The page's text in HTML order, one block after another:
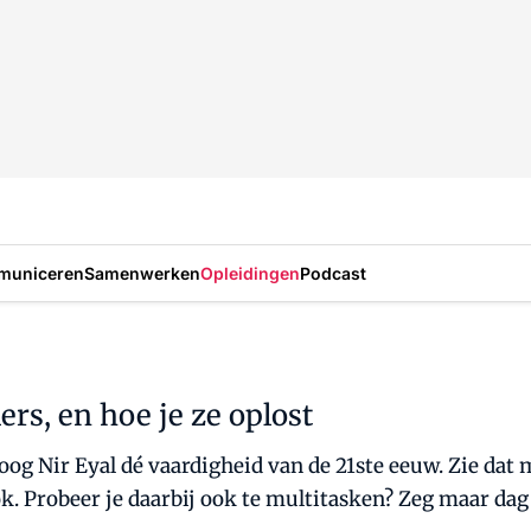
SamenwerkenOpleidingenPodcast
en hoe je ze oplost
Nir Eyal dé vaardigheid van de 21ste eeuw. Zie
Probeer je daarbij ook te multitasken? Zeg maar